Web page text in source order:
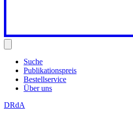
Suche
Publikationspreis
Bestellservice
Über uns
DRdA